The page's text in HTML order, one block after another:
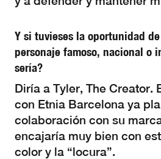
Y si tuvieses la oportunidad
personaje famoso, nacional o
sería?
Diría a Tyler, The Creator.
con Etnia Barcelona ya
colaboración con su
encajaría muy bien con
color y la “locura”.